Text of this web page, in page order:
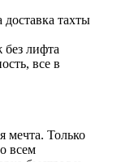
тахты
лифта
все в
мечта. Только
всем